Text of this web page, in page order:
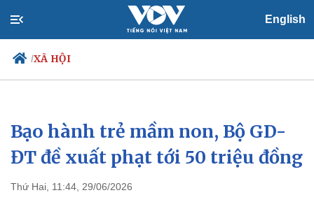
English
/XÃ HỘI
Chính trị
Đảng
Tổ chức nhân sự
Nhận diện sự thật
Xã hội
Tin 24h
Dự báo thời tiết
Bạo hành trẻ mầm non, Bộ GD-
ĐT đề xuất phạt tới 50 triệu đồng
Thứ Hai, 11:44, 29/06/2026